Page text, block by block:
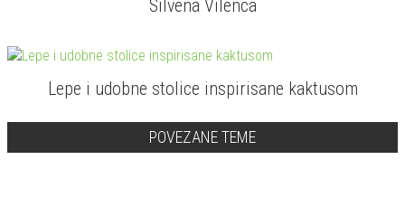
Silvena Vilenca
Lepe i udobne stolice inspirisane kaktusom
POVEZANE TEME